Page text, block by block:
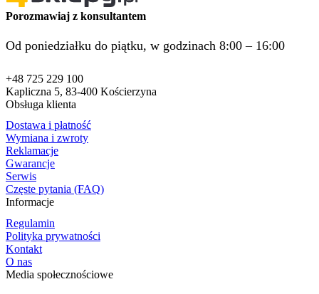
Porozmawiaj z konsultantem
Od poniedziałku do piątku, w godzinach 8:00 – 16:00
+48 725 229 100
Kapliczna 5, 83-400 Kościerzyna
Obsługa klienta
Dostawa i płatność
Wymiana i zwroty
Reklamacje
Gwarancje
Serwis
Częste pytania (FAQ)
Informacje
Regulamin
Polityka prywatności
Kontakt
O nas
Media społecznościowe